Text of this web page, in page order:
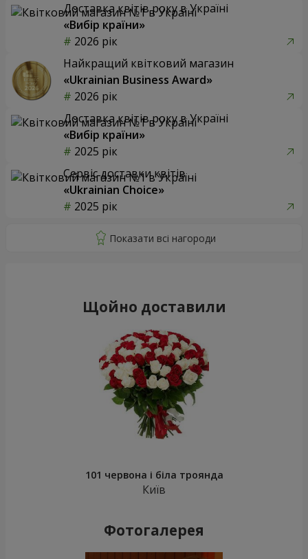
Доставка квітів року в Україні
«Вибір країни»
2026 рік
Найкращий квітковий магазин
«Ukrainian Business Award»
2026 рік
Доставка квітів року в Україні
«Вибір країни»
2025 рік
Сервіс доставки квітів
«Ukrainian Choice»
2025 рік
Щойно доставили
101 червона і біла троянда
Київ
Фотогалерея